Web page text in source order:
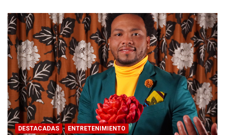
DESTACADAS ENTRETENIMIENTO